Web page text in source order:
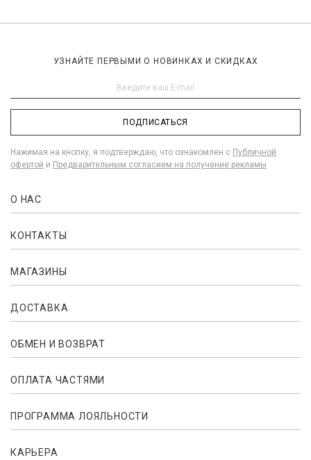
УЗНАЙТЕ ПЕРВЫМИ О НОВИНКАХ И СКИДКАХ
ПОДПИСАТЬСЯ
Нажимая на кнопку, я подтверждаю, что ознакомлен с Публичной
офертой и Предварительным согласием на получение рекламы
О НАС
КОНТАКТЫ
МАГАЗИНЫ
ДОСТАВКА
ОБМЕН И ВОЗВРАТ
ОПЛАТА ЧАСТЯМИ
ПРОГРАММА ЛОЯЛЬНОСТИ
КАРЬЕРА